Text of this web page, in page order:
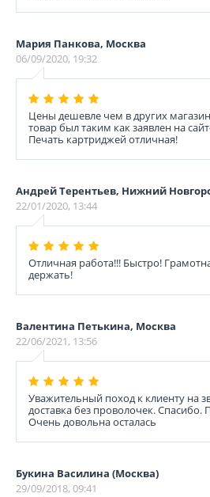
Мария Панкова, Москва
06/09/2020, 19:32
Цены дешевле чем в других
товар был таким как заявлен на
Печать картриджей отличная!
Андрей Терентьев, Нижний
22/01/2020, 13:44
Отличная работа!!! Быстро!
держать!
Валентина Петькина, Москва
22/06/2021, 13:56
Уважительный поход к клиенту на
доставка без проволочек. Спасибо.
Очень довольна осталась
Букина Василина (Москва)
29/09/2018, 09:41